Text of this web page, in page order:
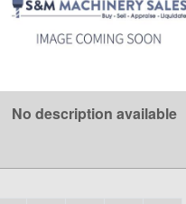
LEARN MORE
No description available